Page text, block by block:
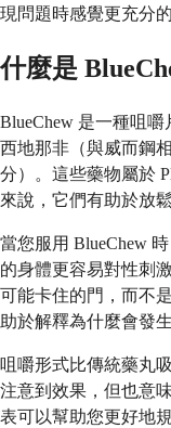
現問題時感覺更充分
什麼是
BlueChew 是一種咀
西地那非（與威而鋼
分）。這些藥物屬於
來說，它們有助於放
當您服用 BlueChew
的身體更容易對性刺
可能卡住的門，而不
助於解釋為什麼會發
咀嚼形式比傳統藥丸
注意到效果，但也意
表可以幫助您更好地